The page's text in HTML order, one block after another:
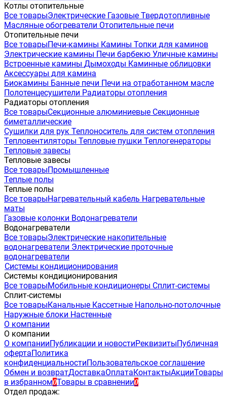
Котлы отопительные
Все товарыЭлектрические Газовые Твердотопливные
Масляные обогреватели Отопительные печи
Отопительные печи
Все товарыПечи-камины Камины Топки для каминов
Электрические камины Печи барбекю Уличные камины
Встроенные камины Дымоходы Каминные облицовки
Аксессуары для камина
Биокамины Банные печи Печи на отработанном масле
Полотенцесушители Радиаторы отопления
Радиаторы отопления
Все товарыСекционные алюминиевые Секционные
биметаллические
Сушилки для рук Теплоноситель для систем отопления
Тепловентиляторы Тепловые пушки Теплогенераторы
Тепловые завесы
Тепловые завесы
Все товарыПромышленные
Теплые полы
Теплые полы
Все товарыНагревательный кабель Нагревательные
маты
Газовые колонки Водонагреватели
Водонагреватели
Все товарыЭлектрические накопительные
водонагреватели Электрические проточные
водонагреватели
Системы кондиционирования
Системы кондиционирования
Все товарыМобильные кондиционеры Сплит-системы
Сплит-системы
Все товарыКанальные Кассетные Напольно-потолочные
Наружные блоки Настенные
О компании
О компании
О компанииПубликации и новостиРеквизитыПубличная
офертаПолитика
конфиденциальностиПользовательское соглашение
Обмен и возвратДоставкаОплатаКонтактыАкцииТовары
в избранном0Товары в сравнении0
Отдел продаж: